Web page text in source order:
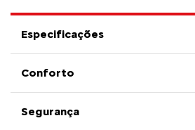
Especificações
Conforto
Segurança